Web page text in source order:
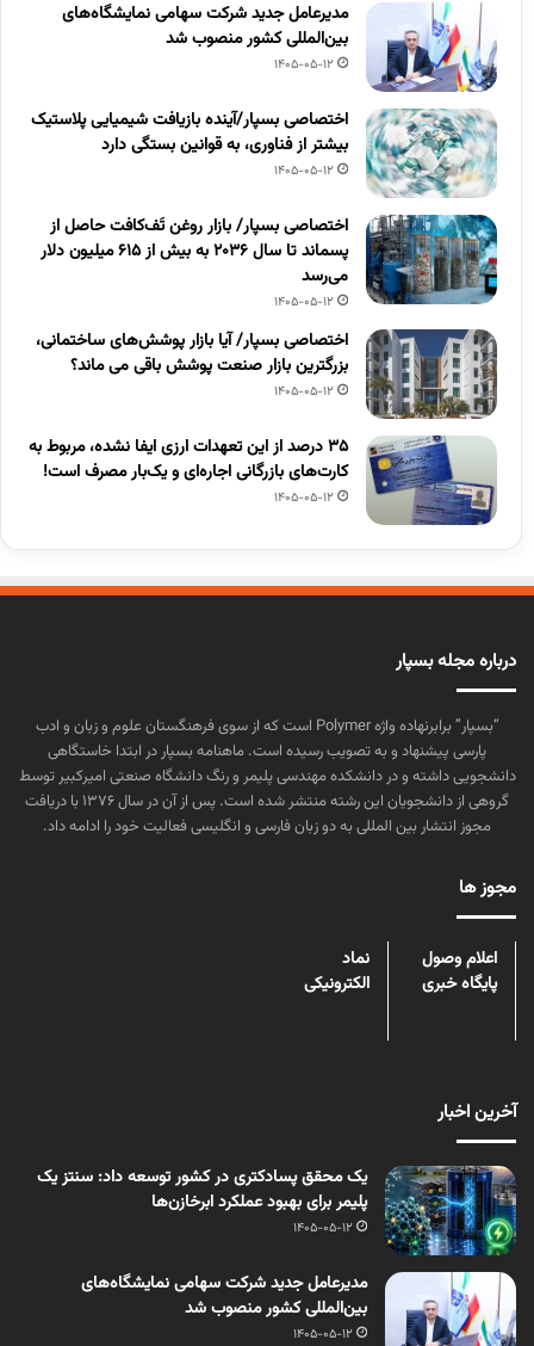
مدیرعامل جدید شرکت سهامی نمایشگاه‌های
بین‌المللی کشور منصوب شد
1405-05-12
اختصاصی بسپار/آینده بازیافت شیمیایی پلاستیک
بیشتر از فناوری، به قوانین بستگی دارد
1405-05-12
اختصاصی بسپار/ بازار روغن تَف‌کافت حاصل از
پسماند تا سال ۲۰۳۶ به بیش از ۶۱۵ میلیون دلار
می‌رسد
1405-05-12
اختصاصی بسپار/ آیا بازار پوشش‌های ساختمانی،
بزرگترین بازار صنعت پوشش باقی می ماند؟
1405-05-12
۳۵ درصد از این تعهدات ارزی ایفا نشده، مربوط به
کارت‌های بازرگانی اجاره‌ای و یک‌بار مصرف است!
1405-05-12
درباره مجله بسپار
“بسپار” برابرنهاده واژه Polymer است که از سوی فرهنگستان علوم و زبان و ادب
پارسی پیشنهاد و به تصویب رسیده است. ماهنامه بسپار در ابتدا خاستگاهی
دانشجویی داشته و در دانشکده مهندسی پلیمر و رنگ دانشگاه صنعتی امیرکبیر توسط
گروهی از دانشجویان این رشته منتشر شده است. پس از آن در سال ۱۳۷۶ با دریافت
مجوز انتشار بین المللی به دو زبان فارسی و انگلیسی فعالیت خود را ادامه داد.
مجوز ها
اعلام وصول
پایگاه خبری
نماد
الکترونیکی
آخرین اخبار
یک محقق پسادکتری در کشور توسعه داد: سنتز یک
پلیمر برای بهبود عملکرد ابرخازن‌ها
1405-05-12
مدیرعامل جدید شرکت سهامی نمایشگاه‌های
بین‌المللی کشور منصوب شد
1405-05-12